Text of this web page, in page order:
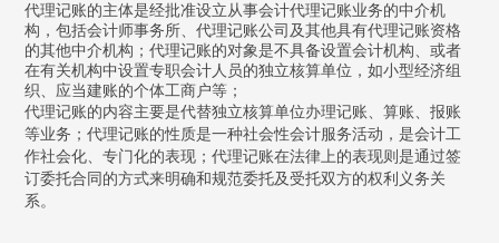
代理记账的主体是经批准设立从事会计代理记账业务的中介机
构，包括会计师事务所、代理记账公司及其他具有代理记账资格
的其他中介机构；代理记账的对象是不具备设置会计机构、或者
在有关机构中设置专职会计人员的独立核算单位，如小型经济组
织、应当建账的个体工商户等；
代理记账的内容主要是代替独立核算单位办理记账、算账、报账
等业务；代理记账的性质是一种社会性会计服务活动，是会计工
作社会化、专门化的表现；代理记账在法律上的表现则是通过签
订委托合同的方式来明确和规范委托及受托双方的权利义务关
系。